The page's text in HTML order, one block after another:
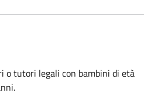
o tutori legali con bambini di età